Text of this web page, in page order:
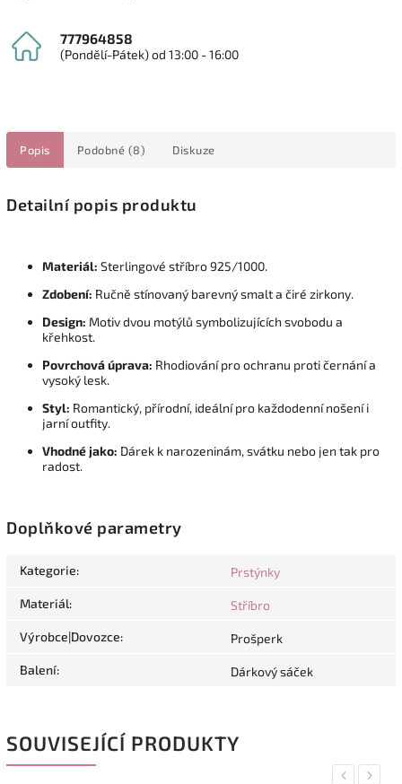
777964858
(Pondělí-Pátek) od 13:00 - 16:00
Popis Podobné (8) Diskuze
Detailní popis produktu
Materiál: Sterlingové stříbro 925/1000.
Zdobení: Ručně stínovaný barevný smalt a čiré zirkony.
Design: Motiv dvou motýlů symbolizujících svobodu a
křehkost.
Povrchová úprava: Rhodiování pro ochranu proti černání a
vysoký lesk.
Styl: Romantický, přírodní, ideální pro každodenní nošení i
jarní outfity.
Vhodné jako: Dárek k narozeninám, svátku nebo jen tak pro
radost.
Doplňkové parametry
Kategorie: Prstýnky
Materiál: Stříbro
Výrobce|Dovozce: Prošperk
Balení: Dárkový sáček
SOUVISEJÍCÍ PRODUKTY
Previous
Next